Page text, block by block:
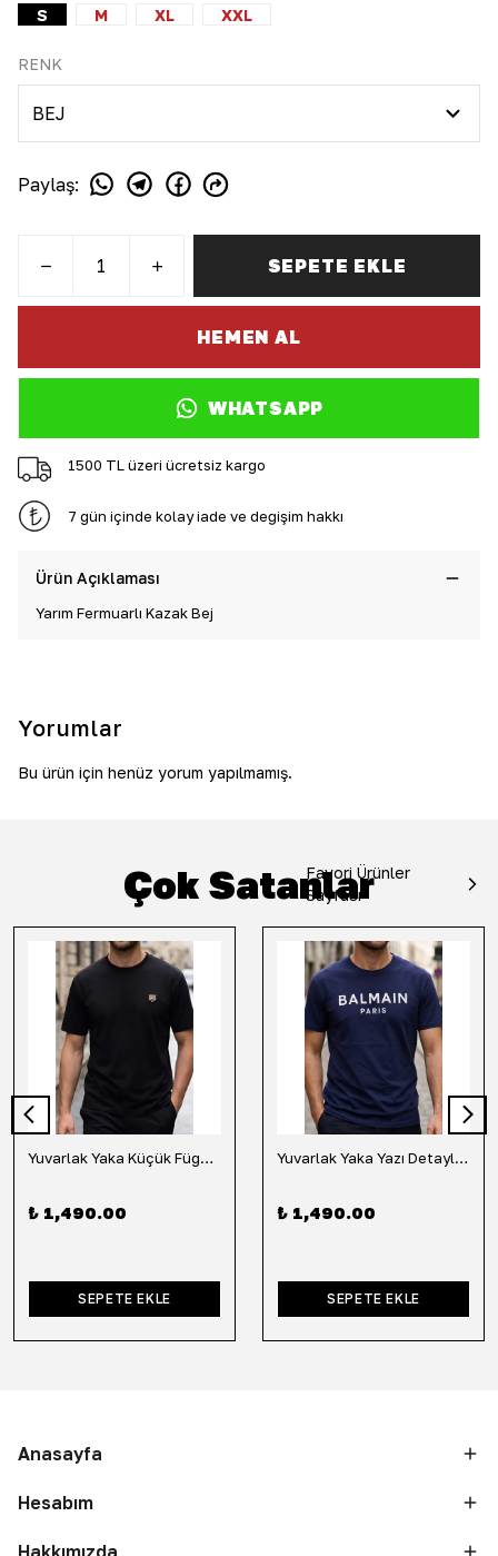
S
M XL XXL
RENK
Paylaş:
SEPETE EKLE
HEMEN AL
WHATSAPP
1500 TL üzeri ücretsiz kargo
7 gün içinde kolay iade ve değişim hakkı
Ürün Açıklaması
Yarım Fermuarlı Kazak Bej
Yorumlar
Bu ürün için henüz yorum yapılmamış.
Çok Satanlar
Favori Ürünler
Sayfası
Yuvarlak Yaka Küçük Fügür Detaylı Tişört-Siyah
₺ 1,490.00
SEPETE EKLE
Yuvarlak Yaka Yazı Detaylı Tişört-Lacivert
₺ 1,490.00
SEPETE EKLE
Anasayfa
Hesabım
Hakkımızda